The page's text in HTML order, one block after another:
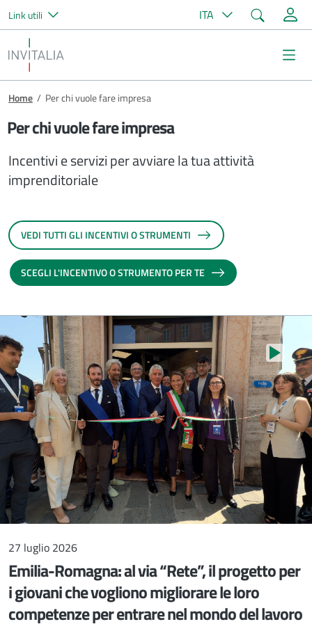
Salta al contenuto principale
Link utili ITA Cerca
Invitalia
Briciole di pane
Home / Per chi vuole fare impresa
Per chi vuole fare impresa
Incentivi e servizi per avviare la tua attività
imprenditoriale
VEDI TUTTI GLI INCENTIVI O STRUMENTI
SCEGLI L'INCENTIVO O STRUMENTO PER TE
Stop
27 luglio 2026
Emilia-Romagna: al via “Rete”, il progetto per
i giovani che vogliono migliorare le loro
competenze per entrare nel mondo del lavoro